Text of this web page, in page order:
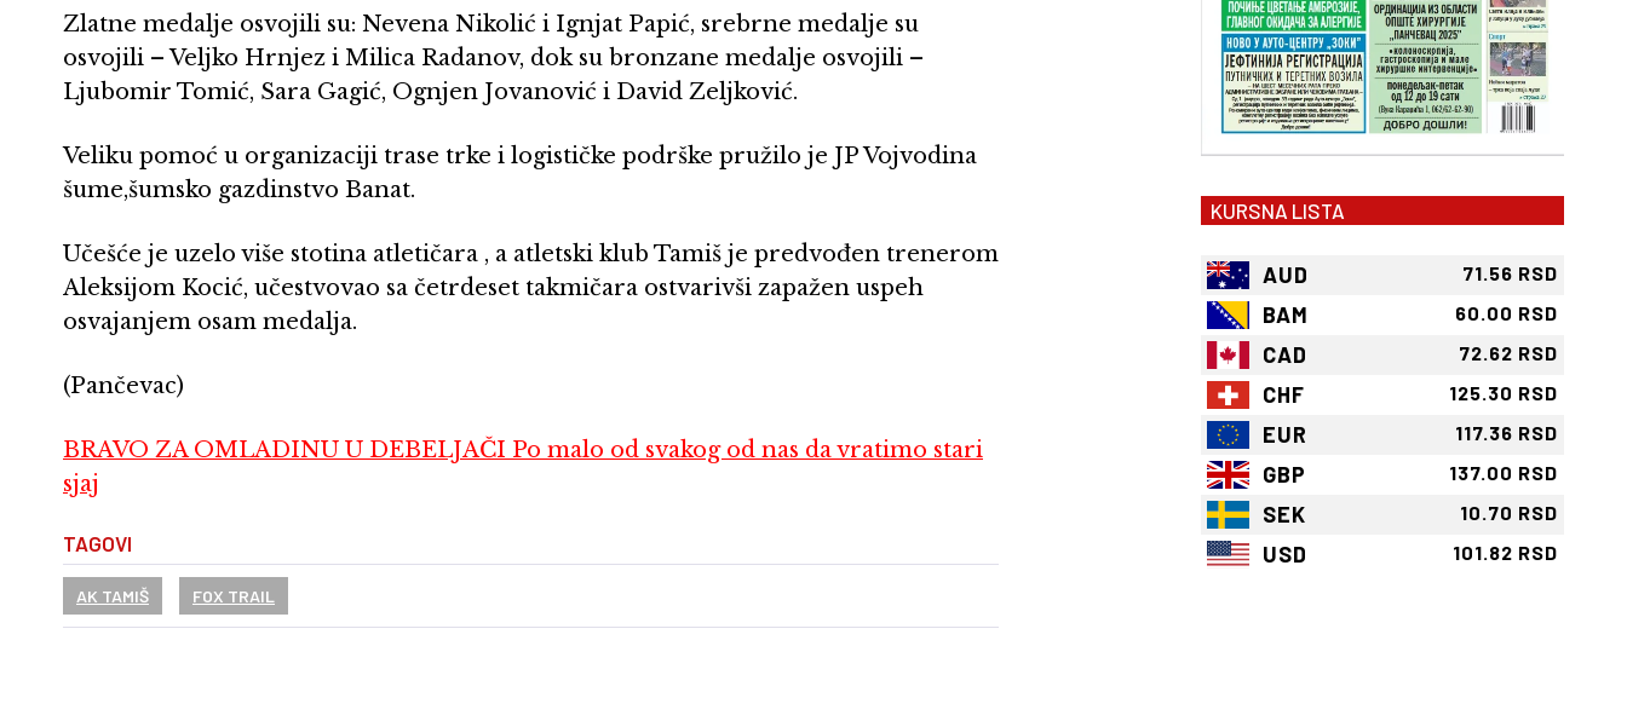
Zlatne medalje osvojili su: Nevena Nikolić i Ignjat Papić, srebrne medalje su
osvojili – Veljko Hrnjez i Milica Radanov, dok su bronzane medalje osvojili –
Ljubomir Tomić, Sara Gagić, Ognjen Jovanović i David Zeljković.
Veliku pomoć u organizaciji trase trke i logističke podrške pružilo je JP Vojvodina
šume,šumsko gazdinstvo Banat.
Učešće je uzelo više stotina atletičara , a atletski klub Tamiš je predvođen trenerom
Aleksijom Kocić, učestvovao sa četrdeset takmičara ostvarivši zapažen uspeh
osvajanjem osam medalja.
(Pančevac)
BRAVO ZA OMLADINU U DEBELJAČI Po malo od svakog od nas da vratimo stari
sjaj
TAGOVI
AK TAMIŠ FOX TRAIL
KURSNA LISTA
AUD 71.56 RSD
BAM 60.00 RSD
CAD 72.62 RSD
CHF 125.30 RSD
EUR 117.36 RSD
GBP 137.00 RSD
SEK 10.70 RSD
USD 101.82 RSD